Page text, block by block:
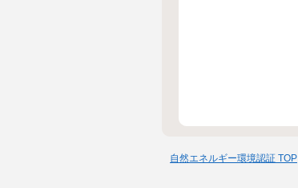
自然エネルギー環境認証 TOP